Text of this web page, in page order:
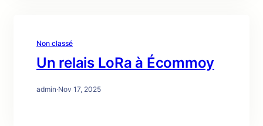
Non classé
Un relais LoRa à Écommoy
admin·Nov 17, 2025